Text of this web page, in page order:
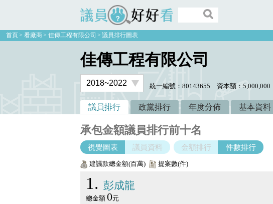
議員好好看
首頁 看廠商 佳傳工程有限公司 議員排行圖表
佳傳工程有限公司
統一編號：80143655 資本額：5,000,000
議員排行 政黨排行 年度分佈 基本資料
承包金額議員排行前十名
視覺圖表 議員資料 金額排行 件數排行
建議款總金額(百萬) 提案數(件)
1 彭成龍
總金額0元